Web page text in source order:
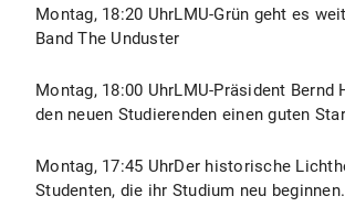
Montag, 18:20 UhrLMU-Grün geht es
Band The Unduster
Montag, 18:00 UhrLMU-Präsident Bernd
den neuen Studierenden einen guten
Montag, 17:45 UhrDer historische
Studenten, die ihr Studium neu beginnen.